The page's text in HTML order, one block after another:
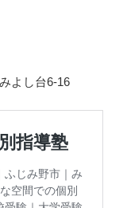
よし台6-16